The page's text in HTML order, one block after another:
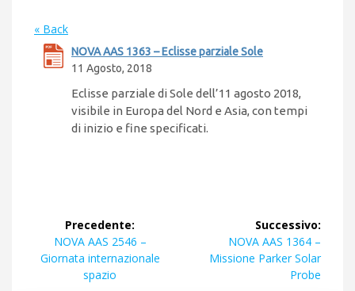
« Back
NOVA AAS 1363 – Eclisse parziale Sole
11 Agosto, 2018
Eclisse parziale di Sole dell’11 agosto 2018,
visibile in Europa del Nord e Asia, con tempi
di inizio e fine specificati.
Navigazione
articoli
Precedente:
Articolo
precedente:
NOVA AAS 2546 –
Giornata internazionale
spazio
Successivo:
Articolo
successivo:
NOVA AAS 1364 –
Missione Parker Solar
Probe